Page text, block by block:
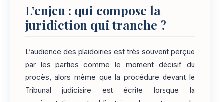
L’enjeu : qui compose la
juridiction qui tranche ?
L’audience des plaidoiries est très souvent perçue
par les parties comme le moment décisif du
procès, alors même que la procédure devant le
Tribunal judiciaire est écrite lorsque la